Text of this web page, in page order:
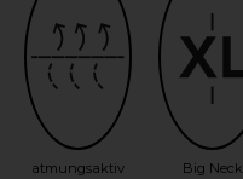
atmungsaktiv Big Neck